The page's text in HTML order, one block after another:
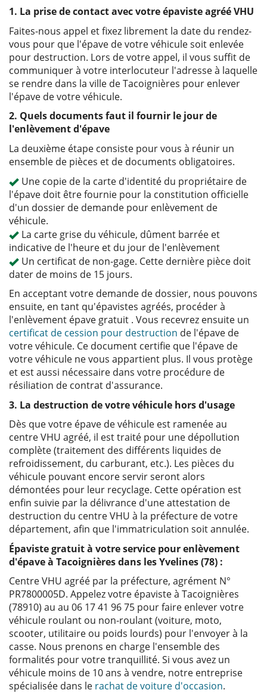
1. La prise de contact avec votre épaviste agréé VHU
Faites-nous appel et fixez librement la date du rendez-
vous pour que l'épave de votre véhicule soit enlevée
pour destruction. Lors de votre appel, il vous suffit de
communiquer à votre interlocuteur l'adresse à laquelle
se rendre dans la ville de Tacoignières pour enlever
l'épave de votre véhicule.
2. Quels documents faut il fournir le jour de
l'enlèvement d'épave
La deuxième étape consiste pour vous à réunir un
ensemble de pièces et de documents obligatoires.
Une copie de la carte d'identité du propriétaire de
l'épave doit être fournie pour la constitution officielle
d'un dossier de demande pour enlèvement de
véhicule.
La carte grise du véhicule, dûment barrée et
indicative de l'heure et du jour de l'enlèvement
Un certificat de non-gage. Cette dernière pièce doit
dater de moins de 15 jours.
En acceptant votre demande de dossier, nous pouvons
ensuite, en tant qu'épavistes agréés, procéder à
l'enlèvement épave gratuit . Vous recevrez ensuite un
certificat de cession pour destruction de l'épave de
votre véhicule. Ce document certifie que l'épave de
votre véhicule ne vous appartient plus. Il vous protège
et est aussi nécessaire dans votre procédure de
résiliation de contrat d'assurance.
3. La destruction de votre véhicule hors d'usage
Dès que votre épave de véhicule est ramenée au
centre VHU agréé, il est traité pour une dépollution
complète (traitement des différents liquides de
refroidissement, du carburant, etc.). Les pièces du
véhicule pouvant encore servir seront alors
démontées pour leur recyclage. Cette opération est
enfin suivie par la délivrance d'une attestation de
destruction du centre VHU à la préfecture de votre
département, afin que l'immatriculation soit annulée.
Épaviste gratuit à votre service pour enlèvement
d'épave à Tacoignières dans les Yvelines (78) :
Centre VHU agréé par la préfecture, agrément N°
PR7800005D. Appelez votre épaviste à Tacoignières
(78910) au au 06 17 41 96 75 pour faire enlever votre
véhicule roulant ou non-roulant (voiture, moto,
scooter, utilitaire ou poids lourds) pour l'envoyer à la
casse. Nous prenons en charge l'ensemble des
formalités pour votre tranquillité. Si vous avez un
véhicule moins de 10 ans à vendre, notre entreprise
spécialisée dans le rachat de voiture d'occasion.